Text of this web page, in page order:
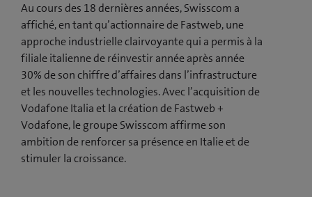
Au cours des 18 dernières années, Swisscom a
affiché, en tant qu’actionnaire de Fastweb, une
approche industrielle clairvoyante qui a permis à la
filiale italienne de réinvestir année après année
30% de son chiffre d’affaires dans l’infrastructure
et les nouvelles technologies. Avec l’acquisition de
Vodafone Italia et la création de Fastweb +
Vodafone, le groupe Swisscom affirme son
ambition de renforcer sa présence en Italie et de
stimuler la croissance.